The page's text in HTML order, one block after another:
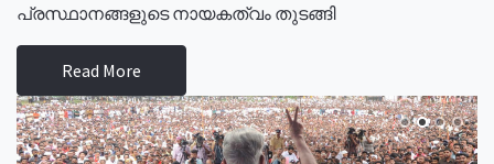
പ്രസ്ഥാനങ്ങളുടെ നായകത്വം തുടങ്ങി
Read More